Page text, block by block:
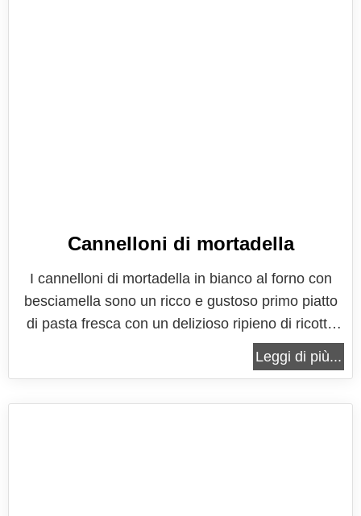
Cannelloni di mortadella
I cannelloni di mortadella in bianco al forno con
besciamella sono un ricco e gustoso primo piatto
di pasta fresca con un delizioso ripieno di ricotta
fresca, profumata mortadella suprema e gustoso
formaggio fontina di ottima qualità. Pochi
Leggi di più...